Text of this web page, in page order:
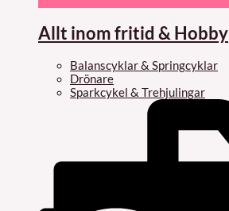
Allt inom fritid & Hobby
Balanscyklar & Springcyklar
Drönare
Sparkcykel & Trehjulingar